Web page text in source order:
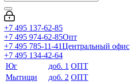
+7 495 137-62-85
+7 495 974-62-85Опт
+7 495 785-11-41Центральный офис
+7 495 134-42-64
Юг
доб. 1 ОПТ
Мытищи
доб. 2 ОПТ